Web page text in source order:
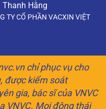
Thanh Hằng
TY CỔ PHẦN VACXIN VIỆT
chỉ phục vụ cho
được kiểm soát
gia, bác sĩ của VNVC
VNVC. Mọi động thái